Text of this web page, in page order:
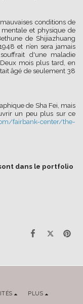
conditions de
et physique de
de Shijiazhuang
et n’en sera jamais
d'une maladie
mois plus tard, en
âgé de seulement 38
de Sha Fei, mais
un peu plus sur ce
fairbank-center/the-
dans le portfolio
PLUS